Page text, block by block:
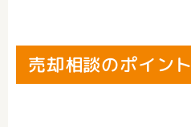
売却相談のポイント